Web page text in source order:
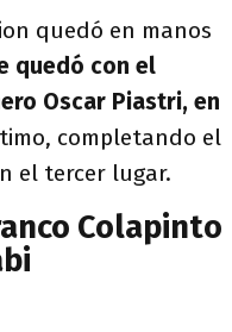
quedó en manos
quedó con el
Oscar Piastri, en
completando el
el tercer lugar.
Colapinto